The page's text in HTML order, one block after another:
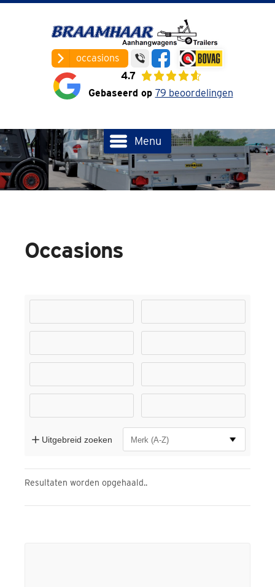
occasions
4.7
Gebaseerd op 79 beoordelingen
Menu
Occasions
Uitgebreid zoeken
Resultaten worden opgehaald..